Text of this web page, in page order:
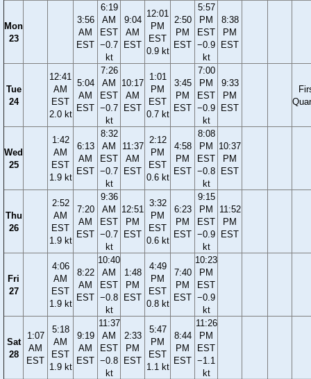
Mon
23
3:56
AM
EST
6:19
AM
EST
−0.7
kt
9:04
AM
EST
12:01
PM
EST
0.9 kt
2:50
PM
EST
5:57
PM
EST
−0.9
kt
8:38
PM
EST
Tue
24
12:41
AM
EST
2.0 kt
5:04
AM
EST
7:26
AM
EST
−0.7
kt
10:17
AM
EST
1:01
PM
EST
0.7 kt
3:45
PM
EST
7:00
PM
EST
−0.9
kt
9:33
PM
EST
Wed
25
1:42
AM
EST
1.9 kt
6:13
AM
EST
8:32
AM
EST
−0.7
kt
11:37
AM
EST
2:12
PM
EST
0.6 kt
4:58
PM
EST
8:08
PM
EST
−0.8
kt
10:37
PM
EST
Thu
26
2:52
AM
EST
1.9 kt
7:20
AM
EST
9:36
AM
EST
−0.7
kt
12:51
PM
EST
3:32
PM
EST
0.6 kt
6:23
PM
EST
9:15
PM
EST
−0.9
kt
11:52
PM
EST
Fri
27
4:06
AM
EST
1.9 kt
8:22
AM
EST
10:40
AM
EST
−0.8
kt
1:48
PM
EST
4:49
PM
EST
0.8 kt
7:40
PM
EST
10:23
PM
EST
−0.9
kt
Sat
28
1:07
AM
EST
5:18
AM
EST
1.9 kt
9:19
AM
EST
11:37
AM
EST
−0.8
kt
2:33
PM
EST
5:47
PM
EST
1.1 kt
8:44
PM
EST
11:26
PM
EST
−1.1
kt